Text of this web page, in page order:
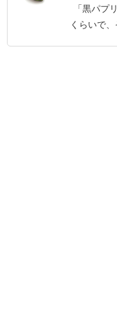
「黒パプ
くらいで